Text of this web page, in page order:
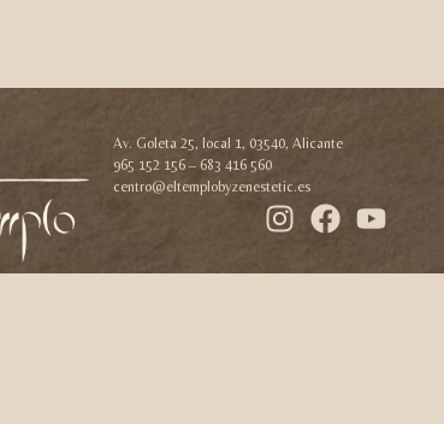
Av. Goleta 25, local 1, 03540, Alicante
965 152 156 – 683 416 560
centro@eltemplobyzenestetic.es